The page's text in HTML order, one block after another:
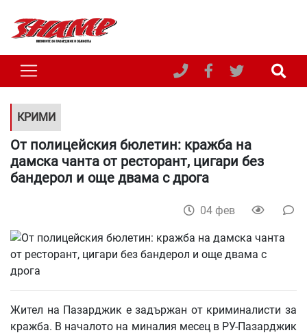
КРИМИ
От полицейския бюлетин: кражба на
дамска чанта от ресторант, цигари без
бандерол и още двама с дрога
04 фев
Жител на Пазарджик е задържан от криминалисти за
кражба. В началото на миналия месец в РУ-Пазарджик